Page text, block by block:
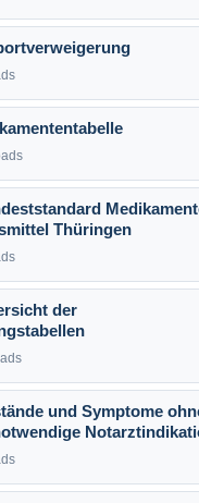
Thüringen
der
und Symptome